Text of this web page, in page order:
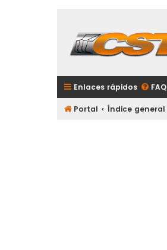
Enlaces rápidos FAQ
Portal Índice general